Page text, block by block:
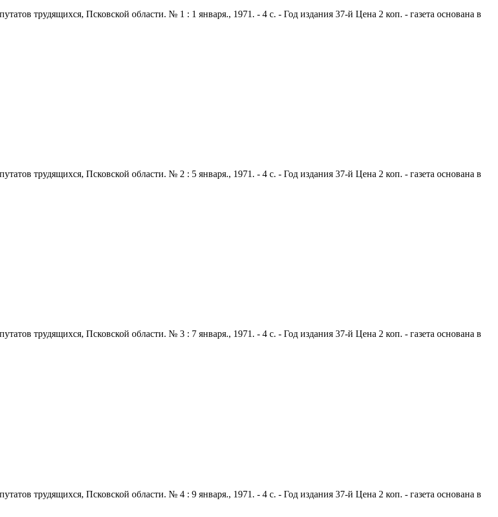
трудящихся, Псковской области. № 1 : 1 января., 1971. - 4 с. - Год издания 37-й Цена 2 коп. - газета основана в
трудящихся, Псковской области. № 2 : 5 января., 1971. - 4 с. - Год издания 37-й Цена 2 коп. - газета основана в
трудящихся, Псковской области. № 3 : 7 января., 1971. - 4 с. - Год издания 37-й Цена 2 коп. - газета основана в
трудящихся, Псковской области. № 4 : 9 января., 1971. - 4 с. - Год издания 37-й Цена 2 коп. - газета основана в